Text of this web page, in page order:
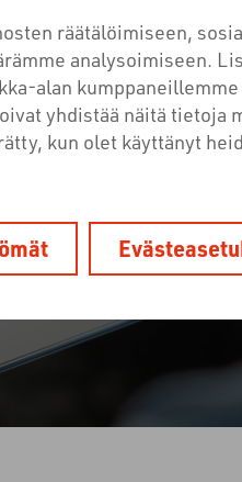
räätälöimiseen,
analysoimiseen.
alan
yhdistää näitä tietoja
kun olet käyttänyt
ON